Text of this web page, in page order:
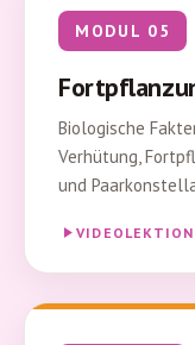
MODUL 05
Biologische
Verhütung,
und
VIDEOLEKTION